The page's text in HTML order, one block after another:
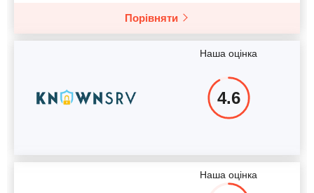
Порівняти
Наша оцінка
4.6
Наша оцінка